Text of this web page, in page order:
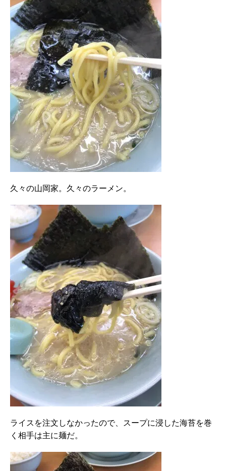
久々の山岡家。久々のラーメン。
ライスを注文しなかったので、スープに浸した海苔を巻
く相手は主に麺だ。